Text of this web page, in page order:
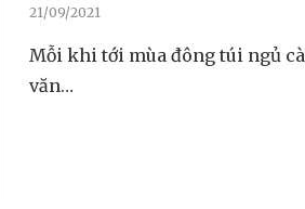
21/09/2021
Mỗi khi tới mùa đông túi ngủ
văn…